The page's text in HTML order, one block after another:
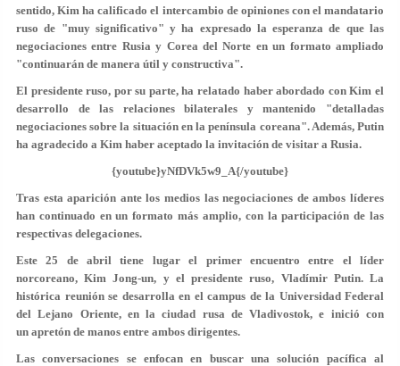
sentido, Kim ha calificado el intercambio de opiniones con el mandatario
ruso de "muy significativo" y ha expresado la esperanza de que las
negociaciones entre Rusia y Corea del Norte en un formato ampliado
"continuarán de manera útil y constructiva".
El presidente ruso, por su parte, ha relatado haber abordado con Kim el
desarrollo de las relaciones bilaterales y mantenido "detalladas
negociaciones sobre la situación en la península coreana". Además, Putin
ha agradecido a Kim haber aceptado la invitación de visitar a Rusia.
{youtube}yNfDVk5w9_A{/youtube}
Tras esta aparición ante los medios las negociaciones de ambos líderes
han continuado en un formato más amplio, con la participación de las
respectivas delegaciones.
Este 25 de abril tiene lugar el primer encuentro entre el líder
norcoreano, Kim Jong-un, y el presidente ruso, Vladímir Putin. La
histórica reunión se desarrolla en el campus de la Universidad Federal
del Lejano Oriente, en la ciudad rusa de Vladivostok, e inició con
un apretón de manos entre ambos dirigentes.
Las conversaciones se enfocan en buscar una solución pacífica al